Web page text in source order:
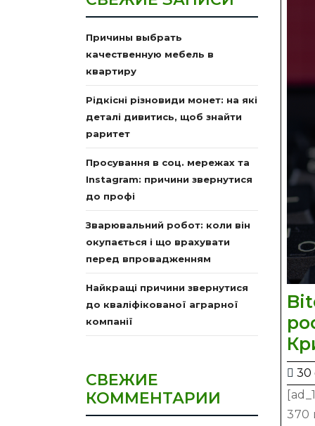
Причины выбрать
качественную мебель в
квартиру
Рідкісні різновиди монет: на які
деталі дивитись, щоб знайти
раритет
Просування в соц. мережах та
Instagram: причини звернутися
до профі
Зварювальний робот: коли він
окупається і що врахувати
перед впровадженням
Найкращі причини звернутися
до кваліфікованої аграрної
компанії
СВЕЖИЕ
КОММЕНТАРИИ
30
370